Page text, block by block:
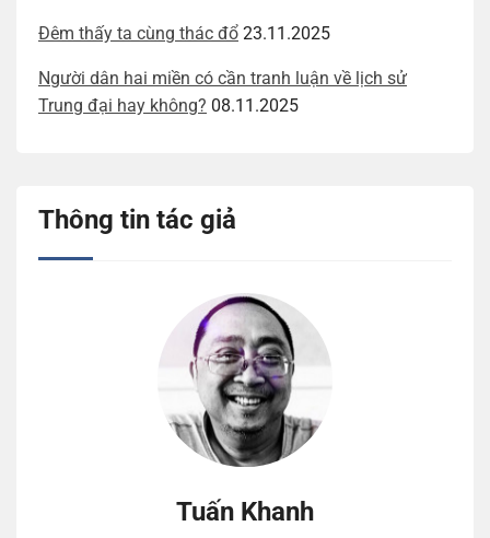
Đêm thấy ta cùng thác đổ 23.11.2025
Người dân hai miền có cần tranh luận về lịch sử
Trung đại hay không? 08.11.2025
Thông tin tác giả
Tuấn Khanh